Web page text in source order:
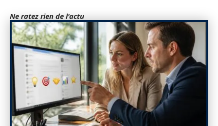
Ne ratez rien de l'actu